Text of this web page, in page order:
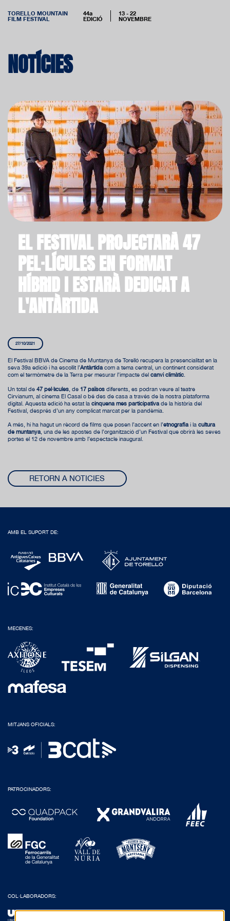
TORELLO MOUNTAIN
FILM FESTIVAL
44a
EDICIÓ
13 - 22
NOVEMBRE
NOTÍCIES
EL FESTIVAL PROJECTARÀ 47
PEL·LÍCULES EN FORMAT
HÍBRID I ESTARÀ DEDICAT A
L'ANTÀRTIDA
27/10/2021
El Festival BBVA de Cinema de Muntanya de Torelló recupera la presencialitat en la
seva 39a edició i ha escollit l’Antàrtida com a tema central, un continent considerat
com el termòmetre de la Terra per mesurar l’impacte del canvi climàtic
Un total de 47 pel·lícules , de 17 països diferents, es podran veure al teatre
Cirvianum, al cinema El Casal o bé des de casa a través de la nostra plataforma
digital. Aquesta edició ha estat la cinquena més participativa de la història del
Festival, després d’un any complicat marcat per la pandèmia.
A més, hi ha hagut un rècord de films que posen l’accent en l’etnografia i la cultura
de muntanya , una de les apostes de l’organització d’un Festival que obrirà les seves
portes el 12 de novembre amb l’espectacle inaugural.
RETORN A NOTICIES
AMB EL SUPORT DE:
MECENES:
MITJANS OFICIALS:
PATROCINADORS:
COL·LABORADORS: